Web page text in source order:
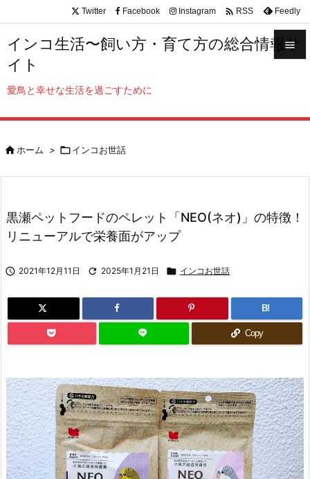
インコ生活〜飼い方・育て方の総合情報サ
イト
愛鳥と幸せな生活を過ごすために

サイド


Twitter Facebook Instagram  RSS Feedly
ホーム > インコお世話
黒瀬ペットフードのペレット「NEO(ネオ)」の特徴！
リニューアルで栄養面がアップ
 2021年12月11日  2025年1月21日  インコお世話
B!
Copy